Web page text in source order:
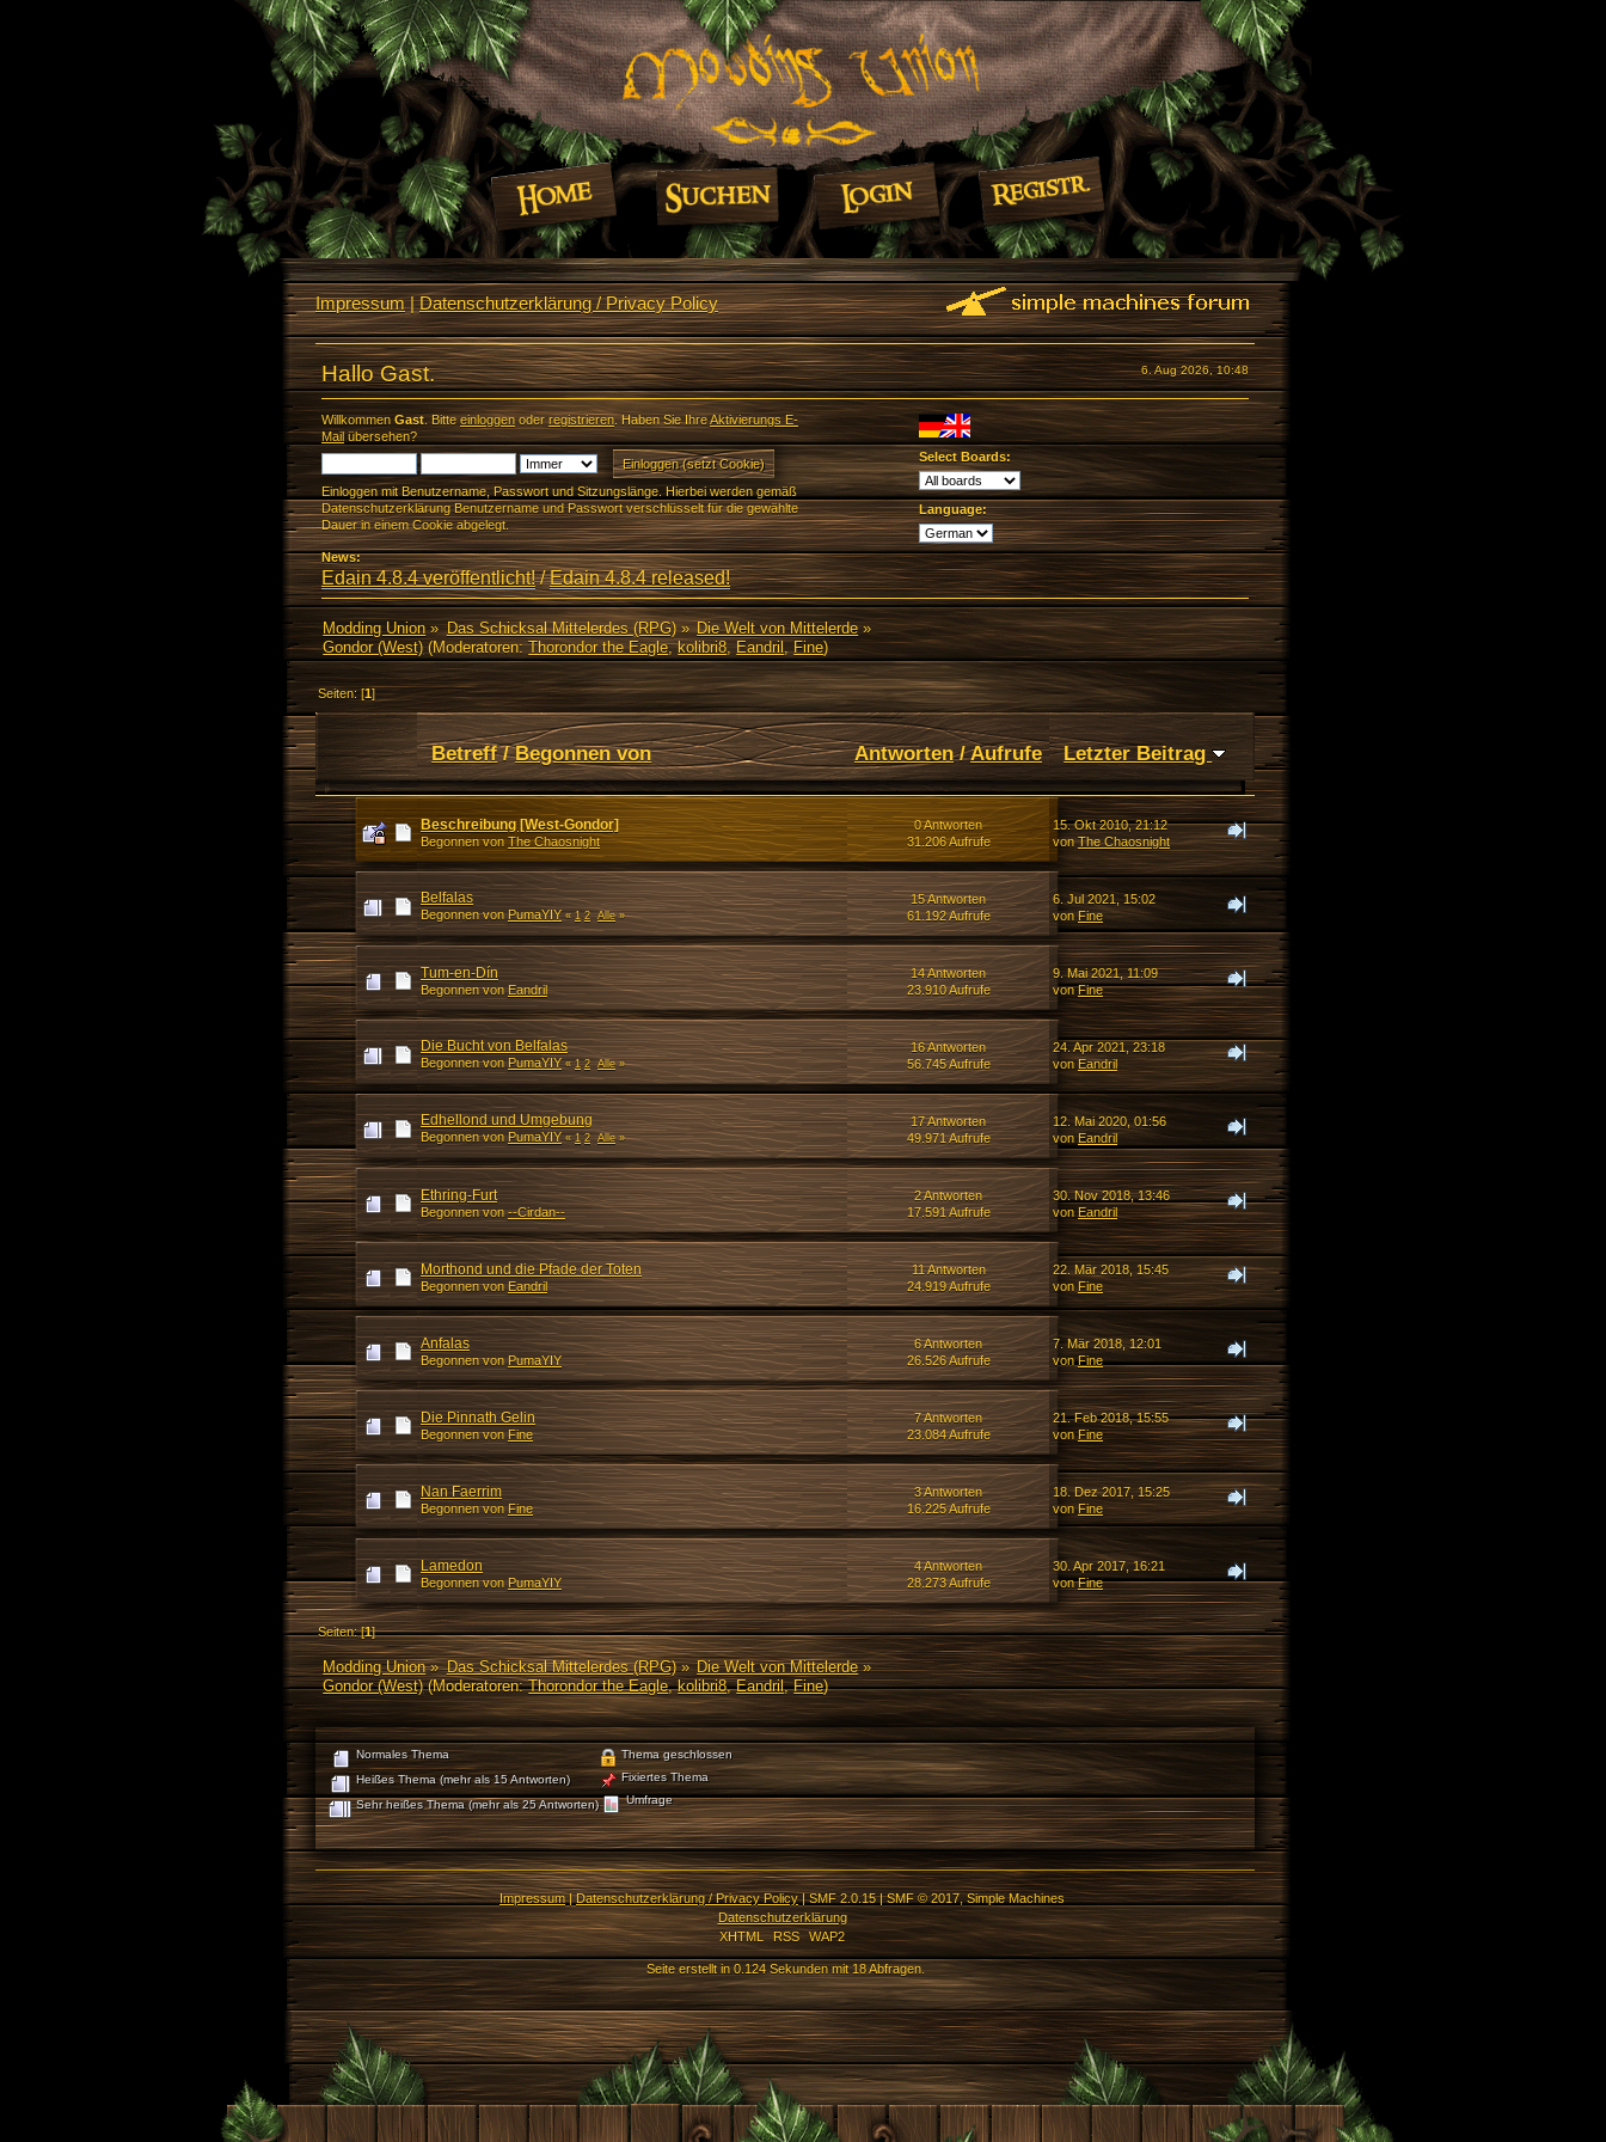
Impressum|Datenschutzerklärung / Privacy Policy
6. Aug 2026, 10:48
Hallo Gast.
Willkommen Gast. Bitte einloggenoderregistrieren. Haben Sie IhreAktivierungs E-
Mailübersehen?
Einloggen mit Benutzername, Passwort und Sitzungslänge. Hierbei werden gemäß
Datenschutzerklärung Benutzername und Passwort verschlüsselt für die gewählte
Dauer in einem Cookie abgelegt.
Select Boards:
Language:
News:
Edain 4.8.4 veröffentlicht!/Edain 4.8.4 released!
Modding Union» Das Schicksal Mittelerdes (RPG)» Die Welt von Mittelerde»
Gondor (West)(Moderatoren:Thorondor the Eagle,kolibri8, Eandril,Fine)
Seiten: [1]
Betreff/Begonnen von Antworten/Aufrufe Letzter Beitrag
Beschreibung [West-Gondor]
Begonnen von The Chaosnight
0 Antworten
31.206 Aufrufe
15. Okt 2010, 21:12
vonThe Chaosnight
Belfalas
Begonnen von PumaYIY «1 2 Alle»
15 Antworten
61.192 Aufrufe
6. Jul 2021, 15:02
von Fine
Tum-en-Dín
Begonnen von Eandril
14 Antworten
23.910 Aufrufe
9. Mai 2021, 11:09
vonFine
Die Bucht von Belfalas
Begonnen von PumaYIY «1 2 Alle»
16 Antworten
56.745 Aufrufe
24. Apr 2021, 23:18
vonEandril
Edhellond und Umgebung
Begonnen von PumaYIY «1 2 Alle»
17 Antworten
49.971 Aufrufe
12. Mai 2020, 01:56
von Eandril
Ethring-Furt
Begonnen von --Cirdan--
2 Antworten
17.591 Aufrufe
30. Nov 2018, 13:46
vonEandril
Morthond und die Pfade der Toten
Begonnen von Eandril
11 Antworten
24.919 Aufrufe
22. Mär 2018, 15:45
von Fine
Anfalas
Begonnen von PumaYIY
6 Antworten
26.526 Aufrufe
7. Mär 2018, 12:01
vonFine
Die Pinnath Gelin
Begonnen von Fine
7 Antworten
23.084 Aufrufe
21. Feb 2018, 15:55
vonFine
Nan Faerrim
Begonnen von Fine
3 Antworten
16.225 Aufrufe
18. Dez 2017, 15:25
vonFine
Lamedon
Begonnen von PumaYIY
4 Antworten
28.273 Aufrufe
30. Apr 2017, 16:21
vonFine
Seiten: [1]
Modding Union» Das Schicksal Mittelerdes (RPG)» Die Welt von Mittelerde»
Gondor (West)(Moderatoren:Thorondor the Eagle,kolibri8,Eandril,Fine)
Normales Thema
Heißes Thema (mehr als 15 Antworten)
Sehr heißes Thema (mehr als 25 Antworten)
Thema geschlossen
Fixiertes Thema
Umfrage
Impressum|Datenschutzerklärung / Privacy Policy|SMF 2.0.15|SMF © 2017 ,Simple Machines
Datenschutzerklärung
XHTML
RSS WAP2
Seite erstellt in 0.124 Sekunden mit 18 Abfragen.